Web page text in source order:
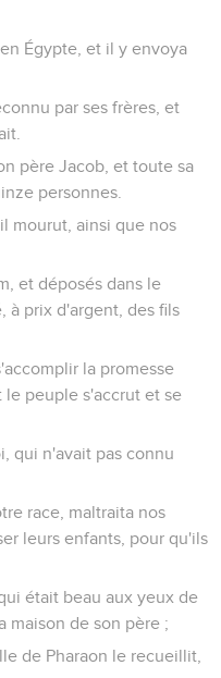
Égypte, et il y envoya
par ses frères, et
père Jacob, et toute sa
personnes.
mourut, ainsi que nos
et déposés dans le
à prix d'argent, des fils
la promesse
le peuple s'accrut et se
qui n'avait pas connu
race, maltraita nos
leurs enfants, pour qu'ils
était beau aux yeux de
maison de son père ;
de Pharaon le recueillit,